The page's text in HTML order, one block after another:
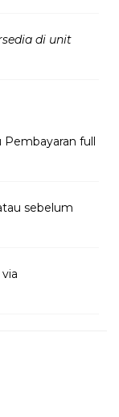
di unit
full
sebelum